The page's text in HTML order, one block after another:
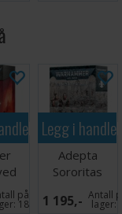
på
18
Legg i
Adepta
Sororitas
Combat
Patrol
1 195,- Antall
lager: